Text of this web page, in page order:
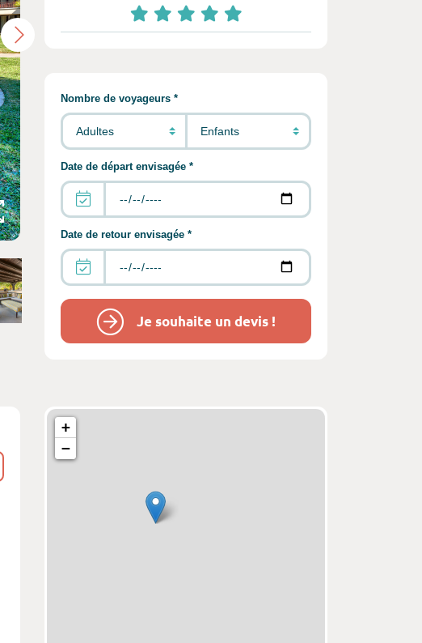
Remplir les informations concernant votre
Nombre de voyageurs *
Date de départ envisagée *
Date de retour envisagée *
Je souhaite un devis !
+
−